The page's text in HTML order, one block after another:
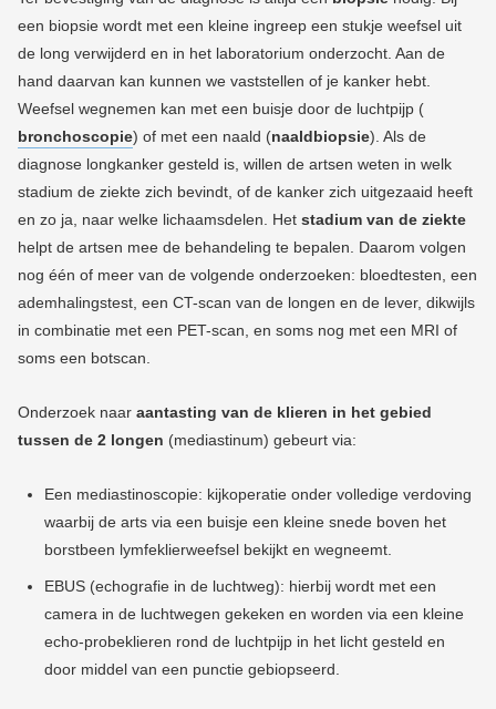
een biopsie wordt met een kleine ingreep een stukje weefsel uit
de long verwijderd en in het laboratorium onderzocht. Aan de
hand daarvan kan kunnen we vaststellen of je kanker hebt.
Weefsel wegnemen kan met een buisje door de luchtpijp (
bronchoscopie) of met een naald (naaldbiopsie). Als de
diagnose longkanker gesteld is, willen de artsen weten in welk
stadium de ziekte zich bevindt, of de kanker zich uitgezaaid heeft
en zo ja, naar welke lichaamsdelen. Het stadium van de ziekte
helpt de artsen mee de behandeling te bepalen. Daarom volgen
nog één of meer van de volgende onderzoeken: bloedtesten, een
ademhalingstest, een CT-scan van de longen en de lever, dikwijls
in combinatie met een PET-scan, en soms nog met een MRI of
soms een botscan.
Onderzoek naar aantasting van de klieren in het gebied
tussen de 2 longen (mediastinum) gebeurt via:
Een mediastinoscopie: kijkoperatie onder volledige verdoving
waarbij de arts via een buisje een kleine snede boven het
borstbeen lymfeklierweefsel bekijkt en wegneemt.
EBUS (echografie in de luchtweg): hierbij wordt met een
camera in de luchtwegen gekeken en worden via een kleine
echo-probeklieren rond de luchtpijp in het licht gesteld en
door middel van een punctie gebiopseerd.